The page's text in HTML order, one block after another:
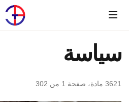
Menu
سياسة
3621 مادة، صفحة 1 من 302